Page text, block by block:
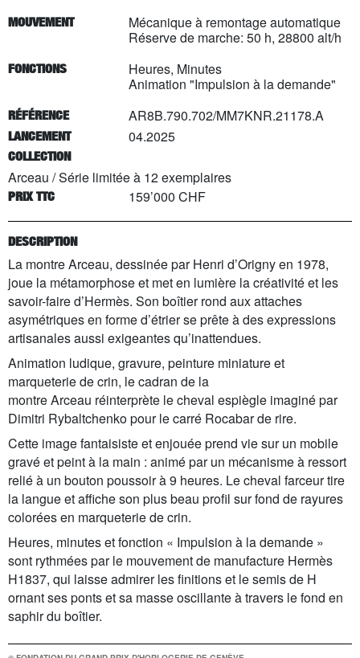
MOUVEMENT
Mécanique à remontage automatique
Réserve de marche: 50 h, 28800 alt/h
FONCTIONS
Heures, Minutes
Animation "Impulsion à la demande"
RÉFÉRENCE AR8B.790.702/MM7KNR.21178.A
LANCEMENT 04.2025
COLLECTION
Arceau /Série limitée à 12exemplaires
PRIX TTC 159’000 CHF
DESCRIPTION
La montre Arceau, dessinée par Henri d’Origny en 1978,
joue la métamorphose et met en lumière la créativité et les
savoir-faire d’Hermès. Son boîtier rond aux attaches
asymétriques en forme d’étrier se prête à des expressions
artisanales aussi exigeantes qu’inattendues.
Animation ludique, gravure, peinture miniature et
marqueterie de crin, le cadran de la
montre Arceau réinterprète le cheval espiègle imaginé par
Dimitri Rybaltchenko pour le carré Rocabar de rire.
Cette image fantaisiste et enjouée prend vie sur un mobile
gravé et peint à la main : animé par un mécanisme à ressort
relié à un bouton poussoir à 9 heures. Le cheval farceur tire
la langue et affiche son plus beau profil sur fond de rayures
colorées en marqueterie de crin.
Heures, minutes et fonction « Impulsion à la demande »
sont rythmées par le mouvement de manufacture Hermès
H1837, qui laisse admirer les finitions et le semis de H
ornant ses ponts et sa masse oscillante à travers le fond en
saphir du boîtier.